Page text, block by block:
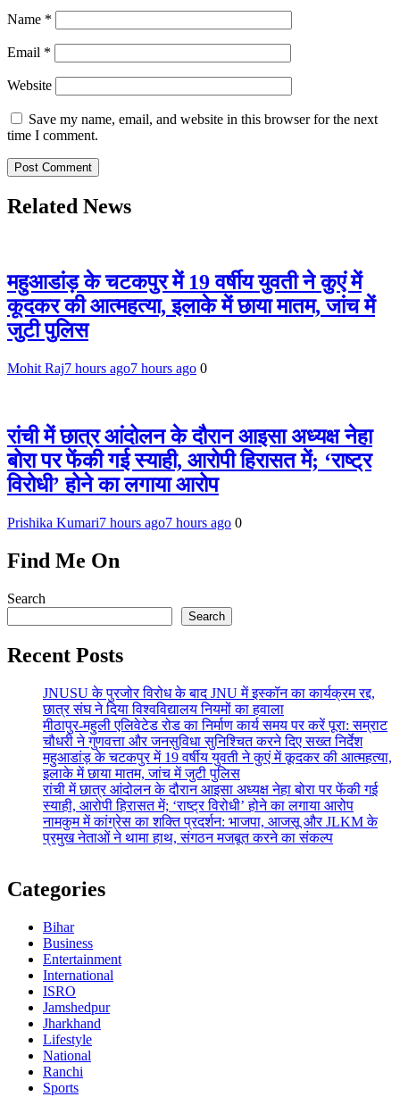
Name *
Email *
Website
Save my name, email, and website in this browser for the next
time I comment.
Related News
महुआडांड़ के चटकपुर में 19 वर्षीय युवती ने कुएं में
कूदकर की आत्महत्या, इलाके में छाया मातम, जांच में
जुटी पुलिस
Mohit Raj7 hours ago7 hours ago 0
रांची में छात्र आंदोलन के दौरान आइसा अध्यक्ष नेहा
बोरा पर फेंकी गई स्याही, आरोपी हिरासत में; ‘राष्ट्र
विरोधी’ होने का लगाया आरोप
Prishika Kumari7 hours ago7 hours ago 0
Find Me On
Search
Search
Recent Posts
JNUSU के पुरजोर विरोध के बाद JNU में इस्कॉन का कार्यक्रम रद्द,
छात्र संघ ने दिया विश्वविद्यालय नियमों का हवाला
मीठापुर-महुली एलिवेटेड रोड का निर्माण कार्य समय पर करें पूरा: सम्राट
चौधरी ने गुणवत्ता और जनसुविधा सुनिश्चित करने दिए सख्त निर्देश
महुआडांड़ के चटकपुर में 19 वर्षीय युवती ने कुएं में कूदकर की आत्महत्या,
इलाके में छाया मातम, जांच में जुटी पुलिस
रांची में छात्र आंदोलन के दौरान आइसा अध्यक्ष नेहा बोरा पर फेंकी गई
स्याही, आरोपी हिरासत में; ‘राष्ट्र विरोधी’ होने का लगाया आरोप
नामकुम में कांग्रेस का शक्ति प्रदर्शन: भाजपा, आजसू और JLKM के
प्रमुख नेताओं ने थामा हाथ, संगठन मजबूत करने का संकल्प
Categories
Bihar
Business
Entertainment
International
ISRO
Jamshedpur
Jharkhand
Lifestyle
National
Ranchi
Sports